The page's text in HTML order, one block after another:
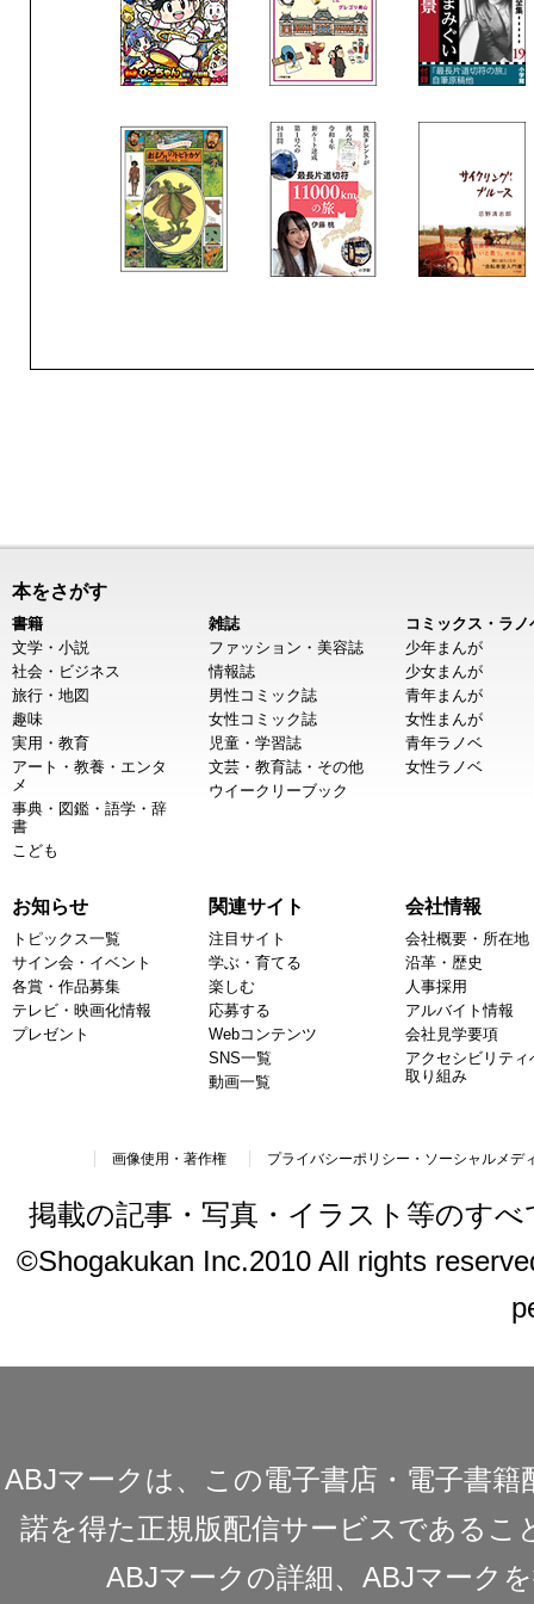
本をさがす
書籍
文学・小説
社会・ビジネス
旅行・地図
趣味
実用・教育
アート・教養・エンタ
メ
事典・図鑑・語学・辞
書
こども
雑誌
ファッション・美容誌
情報誌
男性コミック誌
女性コミック誌
児童・学習誌
文芸・教育誌・その他
ウイークリーブック
コミックス・ラノ
少年まんが
少女まんが
青年まんが
女性まんが
青年ラノベ
女性ラノベ
お知らせ
トピックス一覧
サイン会・イベント
各賞・作品募集
テレビ・映画化情報
プレゼント
関連サイト
注目サイト
学ぶ・育てる
楽しむ
応募する
Webコンテンツ
SNS一覧
動画一覧
会社情報
会社概要・所在地
沿革・歴史
人事採用
アルバイト情報
会社見学要項
アクセシビリティ
取り組み
画像使用・著作権 プライバシーポリシー・ソーシャルメデ
掲載の記事・写真・イラスト等のす
©Shogakukan Inc.2010 All rights
ABJマークは、この電子書店・電子書
諾を得た正規版配信サービスであるこ
ABJマークの詳細、ABJマーク